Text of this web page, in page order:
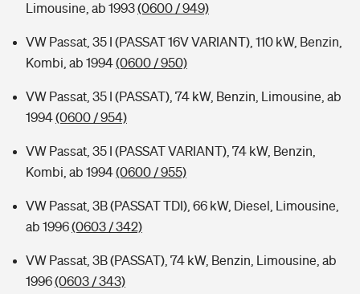
Limousine, ab 1993(0600 / 949)
VW Passat, 35 I (PASSAT 16V VARIANT), 110 kW, Benzin,
Kombi, ab 1994(0600 / 950)
VW Passat, 35 I (PASSAT), 74 kW, Benzin, Limousine, ab
1994(0600 / 954)
VW Passat, 35 I (PASSAT VARIANT), 74 kW, Benzin,
Kombi, ab 1994(0600 / 955)
VW Passat, 3B (PASSAT TDI), 66 kW, Diesel, Limousine,
ab 1996(0603 / 342)
VW Passat, 3B (PASSAT), 74 kW, Benzin, Limousine, ab
1996(0603 / 343)